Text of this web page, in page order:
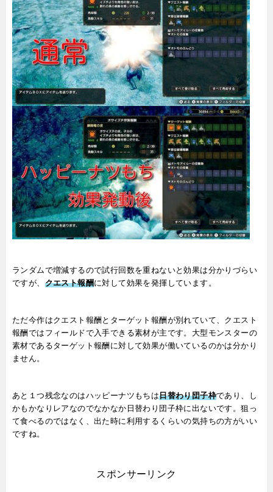
ランダムで増減するので試行回数を重ねないと効果は分かりづらい
ですが、 クエスト報酬に対して効果を発揮しています。
ただ今作はクエスト報酬とターゲット報酬が別れていて、クエスト
報酬ではフィールドで入手できる素材が主です。大型モンスターの
素材であるターゲット報酬に対して効果が働いているのかは分かり
ません。
あと１つ残念なのはハッピーナツもちは日替わり団子枠であり、し
かもかなりレアなのでなかなか日替わり団子枠に出ないです。狙っ
て食べるのではなく、出た時に利用するくらいの気持ちの方がいい
ですね。
スポンサーリンク